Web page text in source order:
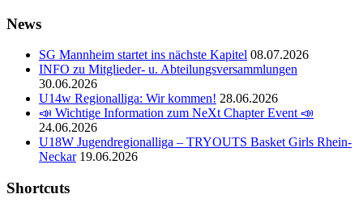
News
SG Mannheim startet ins nächste Kapitel 08.07.2026
INFO zu Mitglieder- u. Abteilungsversammlungen
30.06.2026
U14w Regionalliga: Wir kommen! 28.06.2026
📣 Wichtige Information zum NeXt Chapter Event 📣
24.06.2026
U18W Jugendregionalliga – TRYOUTS Basket Girls Rhein-
Neckar 19.06.2026
Shortcuts